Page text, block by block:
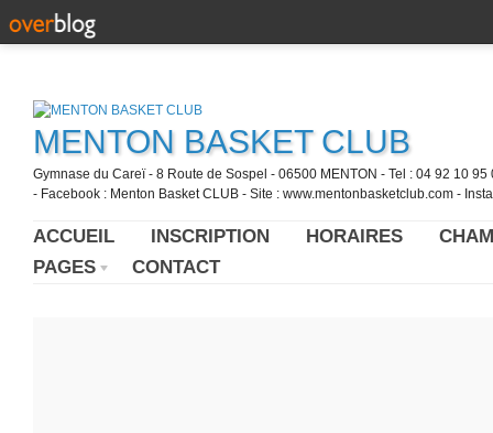
MENTON BASKET CLUB
Gymnase du Careï - 8 Route de Sospel - 06500 MENTON - Tel : 04 92 10
- Facebook : Menton Basket CLUB - Site : www.mentonbasketclub.com -
ACCUEIL INSCRIPTION HORAIRES
PAGES
CONTACT